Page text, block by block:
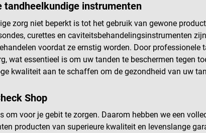
tandheelkundige instrumenten
zorg niet beperkt is tot het gebruik van gewone
curettes en caviteitsbehandelingsinstrumenten
voordat ze ernstig worden. Door professionele
wat essentieel is om uw tanden te beschermen tegen
kwaliteit aan te schaffen om de gezondheid van uw
Shop
om voor je gebit te zorgen. Daarom hebben we een
producten van superieure kwaliteit en levenslange